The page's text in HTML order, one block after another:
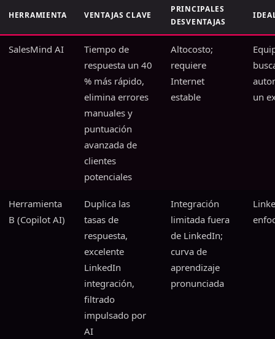
HERRAMIENTA VENTAJAS CLAVE
PRINCIPALES
DESVENTAJAS
SalesMind AI
Tiempo de
respuesta un 40
% más rápido,
elimina errores
manuales y
puntuación
avanzada de
clientes
potenciales
Altocosto;
requiere
Internet
estable
un
Herramienta
B (Copilot AI)
Duplica las
tasas de
respuesta,
excelente
LinkedIn
integración,
filtrado
impulsado por
AI
Integración
limitada fuera
de LinkedIn;
curva de
aprendizaje
pronunciada